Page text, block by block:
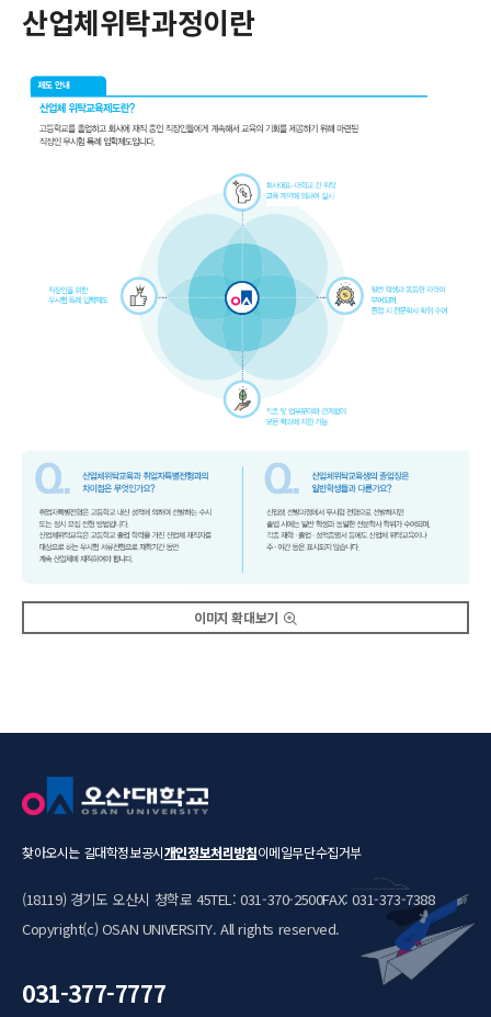
산업체위탁과정이란
이미지 확대보기
찾아오시는 길대학정보공시개인정보처리방침이메일무단수집거부
(18119) 경기도 오산시 청학로 45TEL: 031-370-2500FAX: 031-373-7388
Copyright(c) OSAN UNIVERSITY. All rights reserved.
031-377-7777